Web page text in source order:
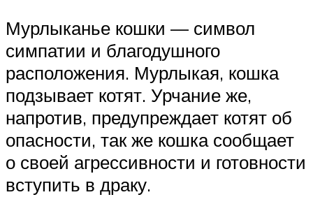
Мурлыканье кошки — символ
симпатии и благодушного
расположения. Мурлыкая, кошка
подзывает котят. Урчание же,
напротив, предупреждает котят об
опасности, так же кошка сообщает
о своей агрессивности и готовности
вступить в драку.